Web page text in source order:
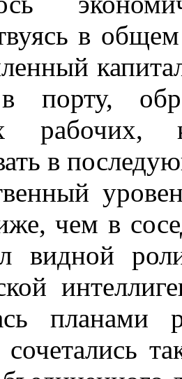
в
порту,
рабочих,
в
чем в
видной
планами
сочетались